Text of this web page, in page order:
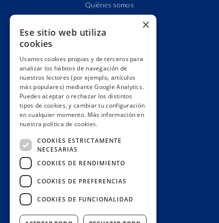
Quiénes somos
Alianzas y redes
Impacto
Premios
Formación
Código ético
Re-publica
Muro de donantes
Únete aquí
×
Ese sitio web utiliza
cookies
Usamos cookies propias y de terceros para
analizar los hábitos de navegación de
nuestros lectores (por ejemplo, artículos
más populares) mediante Google Analytics.
Puedes aceptar o rechazar los distintos
tipos de cookies, y cambiar tu configuración
en cualquier momento. Más información en
nuestra política de cookies.
COOKIES ESTRICTAMENTE
NECESARIAS
COOKIES DE RENDIMIENTO
COOKIES DE PREFERENCIAS
COOKIES DE FUNCIONALIDAD